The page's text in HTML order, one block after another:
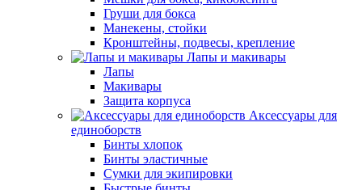
Груши для бокса
Манекены, стойки
Кронштейны, подвесы, крепление
Лапы и макивары
Лапы
Макивары
Защита корпуса
Аксессуары для
единоборств
Бинты хлопок
Бинты эластичные
Сумки для экипировки